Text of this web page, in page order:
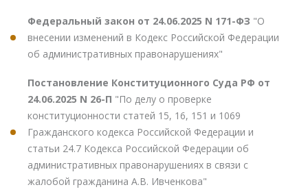
Федеральный закон от 24.06.2025 N 171-ФЗ "О
внесении изменений в Кодекс Российской Федерации
об административных правонарушениях"
Постановление Конституционного Суда РФ от
24.06.2025 N 26-П "По делу о проверке
конституционности статей 15, 16, 151 и 1069
Гражданского кодекса Российской Федерации и
статьи 24.7 Кодекса Российской Федерации об
административных правонарушениях в связи с
жалобой гражданина А.В. Ивченкова"